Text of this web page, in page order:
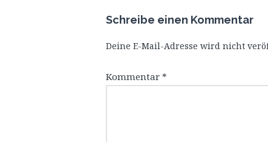
Schreibe einen Kommentar
Deine E-Mail-Adresse wird nicht
Kommentar *